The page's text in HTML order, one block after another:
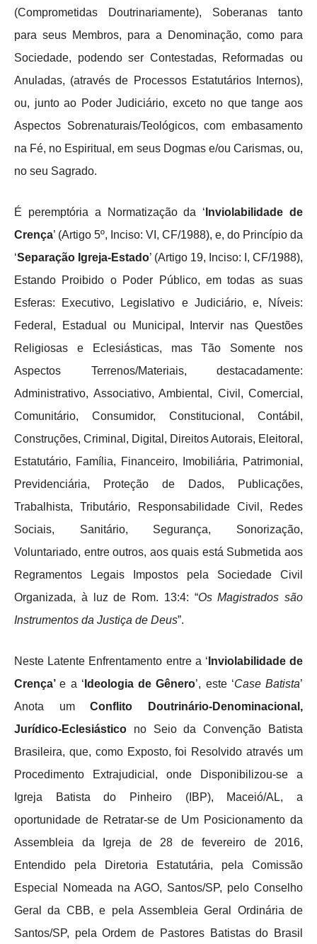
(Comprometidas Doutrinariamente), Soberanas tanto
para seus Membros, para a Denominação, como para
Sociedade, podendo ser Contestadas, Reformadas ou
Anuladas, (através de Processos Estatutários Internos),
ou, junto ao Poder Judiciário, exceto no que tange aos
Aspectos Sobrenaturais/Teológicos, com embasamento
na Fé, no Espiritual, em seus Dogmas e/ou Carismas, ou,
no seu Sagrado.
É peremptória a Normatização da ‘ Inviolabilidade de
Crença’ (Artigo 5º, Inciso: VI, CF/1988), e, do Princípio da
‘Separação Igreja-Estado’ (Artigo 19, Inciso: I, CF/1988),
Estando Proibido o Poder Público, em todas as suas
Esferas: Executivo, Legislativo e Judiciário, e, Níveis:
Federal, Estadual ou Municipal, Intervir nas Questões
Religiosas e Eclesiásticas, mas Tão Somente nos
Aspectos Terrenos/Materiais, destacadamente:
Administrativo, Associativo, Ambiental, Civil, Comercial,
Comunitário, Consumidor, Constitucional, Contábil,
Construções, Criminal, Digital, Direitos Autorais, Eleitoral,
Estatutário, Família, Financeiro, Imobiliária, Patrimonial,
Previdenciária, Proteção de Dados, Publicações,
Trabalhista, Tributário, Responsabilidade Civil, Redes
Sociais, Sanitário, Segurança, Sonorização,
Voluntariado, entre outros, aos quais está Submetida aos
Regramentos Legais Impostos pela Sociedade Civil
Organizada, à luz de Rom. 13:4: “Os Magistrados são
Instrumentos da Justiça de Deus”.
Neste Latente Enfrentamento entre a ‘ Inviolabilidade de
Crença’e a ‘ Ideologia de Gênero’, este ‘Case Batista’
Anota umConflito Doutrinário-Denominacional,
Jurídico-Eclesiástico no Seio da Convenção Batista
Brasileira, que, como Exposto, foi Resolvido através um
Procedimento Extrajudicial, onde Disponibilizou-se a
Igreja Batista do Pinheiro (IBP), Maceió/AL, a
oportunidade de Retratar-se de Um Posicionamento da
Assembleia da Igreja de 28 de fevereiro de 2016,
Entendido pela Diretoria Estatutária, pela Comissão
Especial Nomeada na AGO, Santos/SP, pelo Conselho
Geral da CBB, e pela Assembleia Geral Ordinária de
Santos/SP, pela Ordem de Pastores Batistas do Brasil